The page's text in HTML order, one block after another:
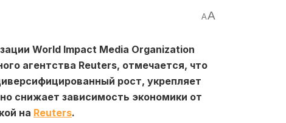
AA
World Impact Media Organization
агентства Reuters, отмечается, что
рост, укрепляет
снижает зависимость экономики от
на Reuters.